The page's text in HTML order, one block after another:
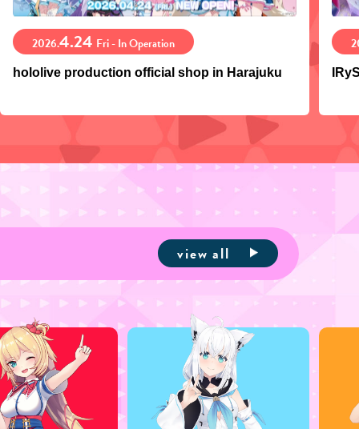
2026.4.24 Fri - In Operation
hololive production official shop in Harajuku
view all